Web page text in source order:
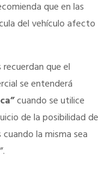
Digital
que en las
del vehículo afecto
que el
se entenderá
cuando se utilice
de la posibilidad de
la misma sea